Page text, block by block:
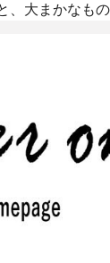
、大まかなもの